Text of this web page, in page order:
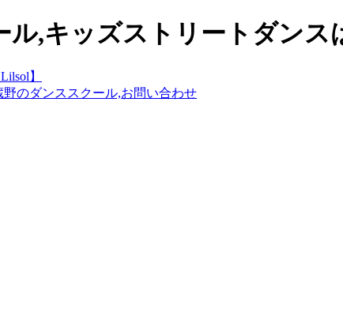
ル,キッズストリートダンス